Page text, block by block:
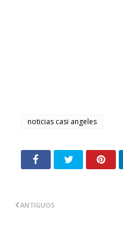
noticias casi angeles
ANTIGUOS